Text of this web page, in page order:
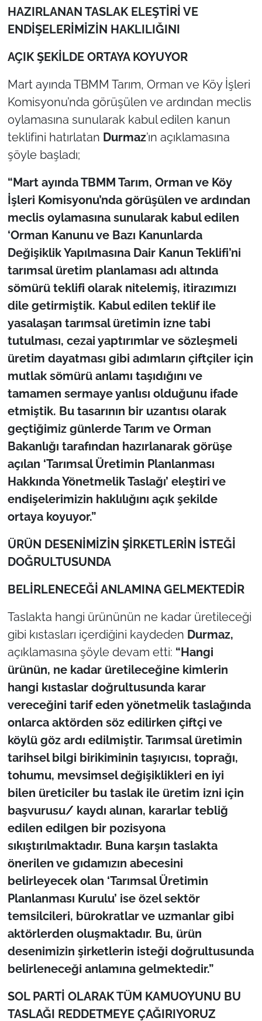
HAZIRLANAN TASLAK ELEŞTİRİ VE
ENDİŞELERİMİZİN HAKLILIĞINI
AÇIK ŞEKİLDE ORTAYA KOYUYOR
Mart ayında TBMM Tarım, Orman ve Köy İşleri
Komisyonu’nda görüşülen ve ardından meclis
oylamasına sunularak kabul edilen kanun
teklifini hatırlatan Durmaz’ın açıklamasına
şöyle başladı;
“Mart ayında TBMM Tarım, Orman ve Köy
İşleri Komisyonu’nda görüşülen ve ardından
meclis oylamasına sunularak kabul edilen
‘Orman Kanunu ve Bazı Kanunlarda
Değişiklik Yapılmasına Dair Kanun Teklifi’ni
tarımsal üretim planlaması adı altında
sömürü teklifi olarak nitelemiş, itirazımızı
dile getirmiştik. Kabul edilen teklif ile
yasalaşan tarımsal üretimin izne tabi
tutulması, cezai yaptırımlar ve sözleşmeli
üretim dayatması gibi adımların çiftçiler için
mutlak sömürü anlamı taşıdığını ve
tamamen sermaye yanlısı olduğunu ifade
etmiştik. Bu tasarının bir uzantısı olarak
geçtiğimiz günlerde Tarım ve Orman
Bakanlığı tarafından hazırlanarak görüşe
açılan ‘Tarımsal Üretimin Planlanması
Hakkında Yönetmelik Taslağı’ eleştiri ve
endişelerimizin haklılığını açık şekilde
ortaya koyuyor.”
ÜRÜN DESENİMİZİN ŞİRKETLERİN İSTEĞİ
DOĞRULTUSUNDA
BELİRLENECEĞİ ANLAMINA GELMEKTEDİR
Taslakta hangi ürününün ne kadar üretileceği
gibi kıstasları içerdiğini kaydeden Durmaz,
açıklamasına şöyle devam etti: “Hangi
ürünün, ne kadar üretileceğine kimlerin
hangi kıstaslar doğrultusunda karar
vereceğini tarif eden yönetmelik taslağında
onlarca aktörden söz edilirken çiftçi ve
köylü göz ardı edilmiştir. Tarımsal üretimin
tarihsel bilgi birikiminin taşıyıcısı, toprağı,
tohumu, mevsimsel değişiklikleri en iyi
bilen üreticiler bu taslak ile üretim izni için
başvurusu/ kaydı alınan, kararlar tebliğ
edilen edilgen bir pozisyona
sıkıştırılmaktadır. Buna karşın taslakta
önerilen ve gıdamızın abecesini
belirleyecek olan ‘Tarımsal Üretimin
Planlanması Kurulu’ ise özel sektör
temsilcileri, bürokratlar ve uzmanlar gibi
aktörlerden oluşmaktadır. Bu, ürün
desenimizin şirketlerin isteği doğrultusunda
belirleneceği anlamına gelmektedir.”
SOL PARTİ OLARAK TÜM KAMUOYUNU BU
TASLAĞI REDDETMEYE ÇAĞIRIYORUZ
Bölge
Güvenlik
Genel
Politika
Flaş Haber
Dış Haberler
Magazin
İş Dünyası
Bilim Teknoloji
Canlı Maç
Finans
Gündem-Eğitim